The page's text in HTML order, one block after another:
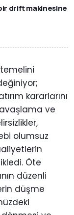
drift makinesine
kararlarını
ve
olumsuz
Öte
düzenli
düşme